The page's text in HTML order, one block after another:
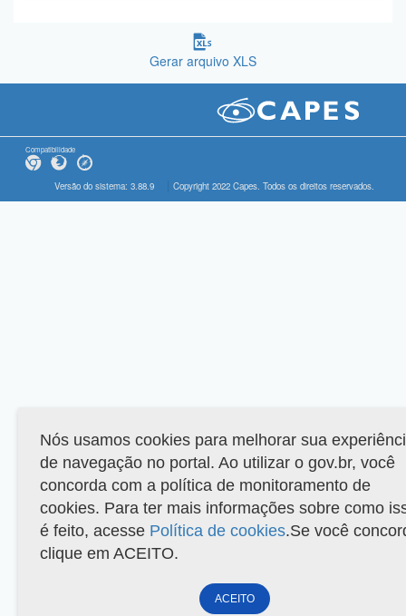
Gerar arquivo XLS
Compatibilidade
Versão do sistema: 3.88.9 Copyright 2022 Capes. Todos os direitos reservados.
Nós usamos cookies para melhorar sua
de navegação no portal. Ao utilizar o gov.br, você
concorda com a política de monitoramento de
cookies. Para ter mais informações sobre como
é feito, acesse Política de cookies.Se você
clique em ACEITO.
ACEITO